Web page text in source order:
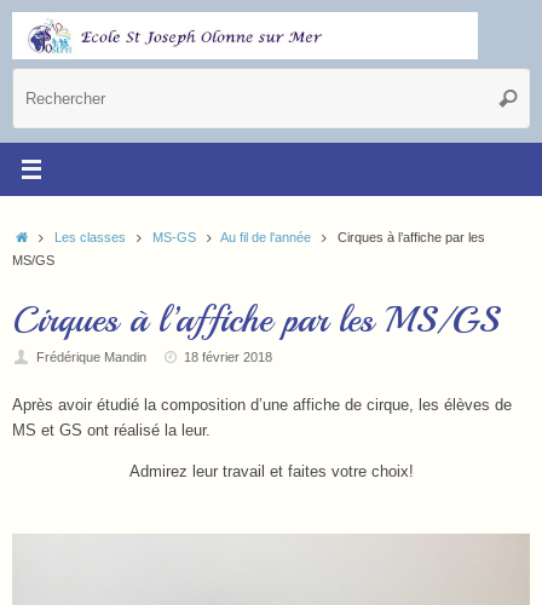
Les classes MS-GS Au fil de l'année
Cirques à l’affiche par les
MS/GS
Cirques à l’affiche par les MS/GS
Frédérique Mandin 18 février 2018
Après avoir étudié la composition d’une affiche de cirque, les élèves de
MS et GS ont réalisé la leur.
Admirez leur travail et faites votre choix!